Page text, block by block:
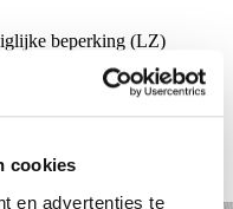
cookies
en advertenties te
beperking (LZ)
en/of zintuiglijke